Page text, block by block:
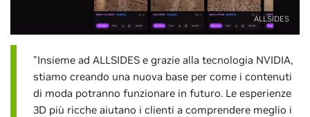
ALLSIDES
"Insieme ad ALLSIDES e grazie alla tecnologia NVIDIA,
stiamo creando una nuova base per come i contenuti
di moda potranno funzionare in futuro. Le esperienze
3D più ricche aiutano i clienti a comprendere meglio i